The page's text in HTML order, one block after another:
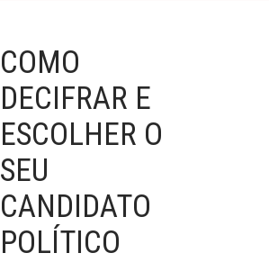
COMO
DECIFRAR E
ESCOLHER O
SEU
CANDIDATO
POLÍTICO